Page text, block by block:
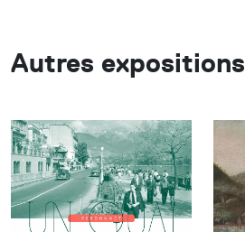
Autres expositions